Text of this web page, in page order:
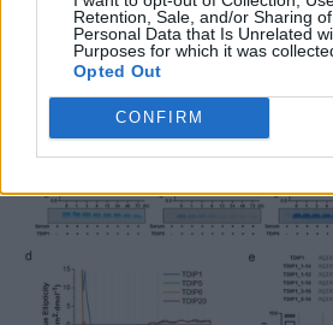
Retention, Sale, and/or Sharing
Personal Data that Is Unrelated
Purposes for which it was
Opted Out
CONFIRM